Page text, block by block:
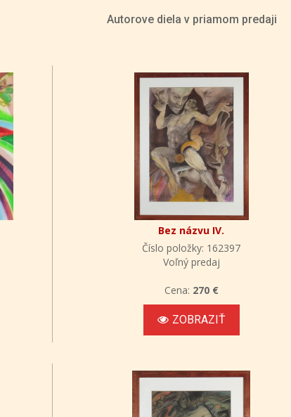
Autorove diela v priamom predaji
Bez názvu IV.
Číslo položky: 162397
Voľný predaj
Cena: 270 €
ZOBRAZIŤ